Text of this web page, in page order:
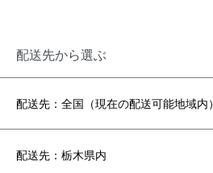
配送先から選ぶ
配送先：全国（現在の配送可能地域内）
配送先：栃木県内